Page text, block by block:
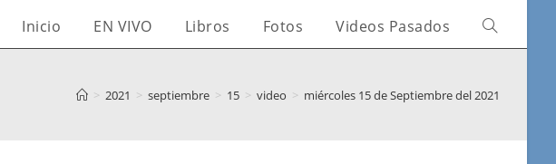
Inicio EN VIVO Libros Fotos Videos Pasados
> 2021 > septiembre > 15 > video > miércoles 15 de Septiembre del 2021